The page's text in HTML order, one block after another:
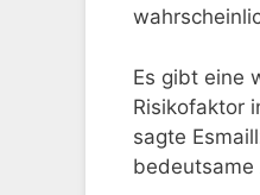
Es gibt eine
Risikofaktor
sagte
bedeutsame